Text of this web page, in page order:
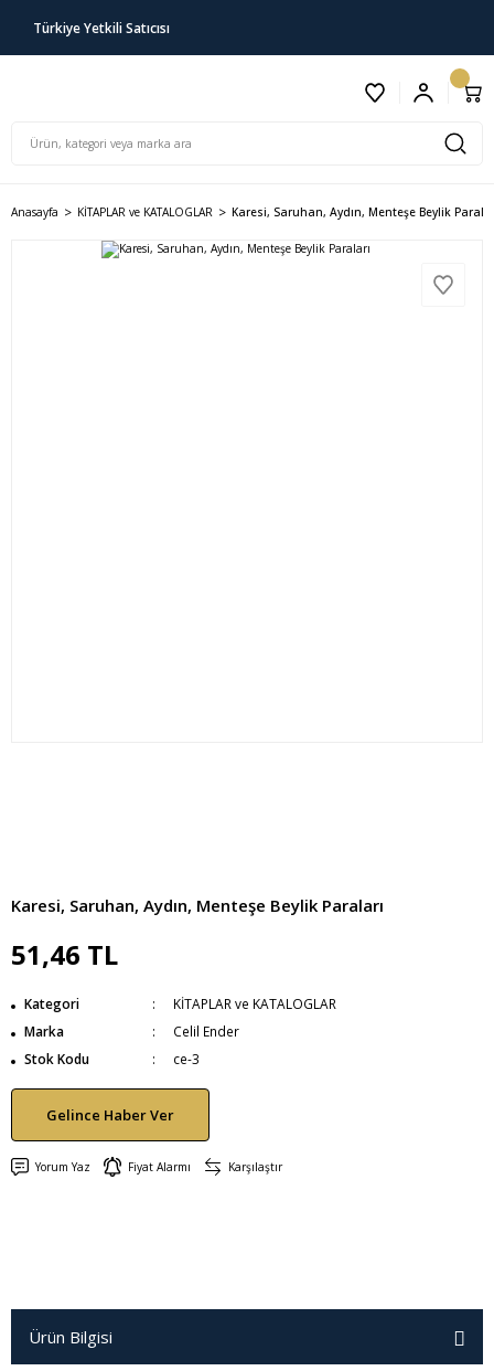
Türkiye Yetkili Satıcısı
Anasayfa KİTAPLAR ve KATALOGLAR Karesi, Saruhan, Aydın, Menteşe Beylik
Karesi, Saruhan, Aydın, Menteşe Beylik Paraları
51,46 TL
Kategori
KİTAPLAR ve KATALOGLAR
Marka
Celil Ender
Stok Kodu
ce-3
Gelince Haber Ver
Yorum Yaz Fiyat Alarmı Karşılaştır
Ürün Bilgisi